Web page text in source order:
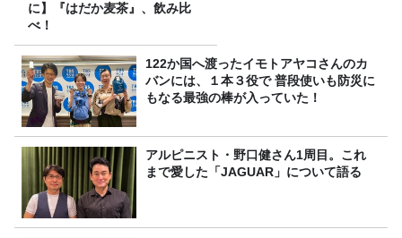
に】『はだか麦茶』、飲み比
べ！
122か国へ渡ったイモトアヤコさんのカ
バンには、１本３役で 普段使いも防災に
もなる最強の棒が入っていた！
アルピニスト・野口健さん1周目。これ
まで愛した「JAGUAR」について語る